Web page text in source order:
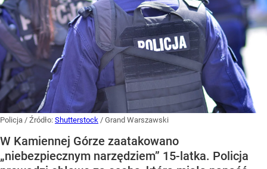
Policja / Źródło: Shutterstock / Grand Warszawski
W Kamiennej Górze zaatakowano
„niebezpiecznym narzędziem” 15-latka. Policja